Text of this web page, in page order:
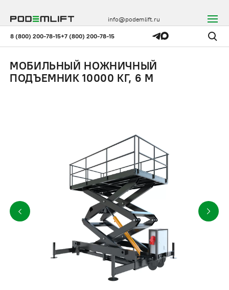
8 (800) 200-78-15+7 (800) 200-78-15
info@podemlift.ru
МОБИЛЬНЫЙ НОЖНИЧНЫЙ
ПОДЪЕМНИК 10000 КГ, 6 М